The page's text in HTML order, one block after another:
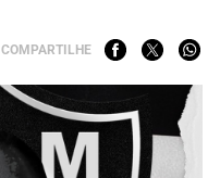
COMPARTILHE